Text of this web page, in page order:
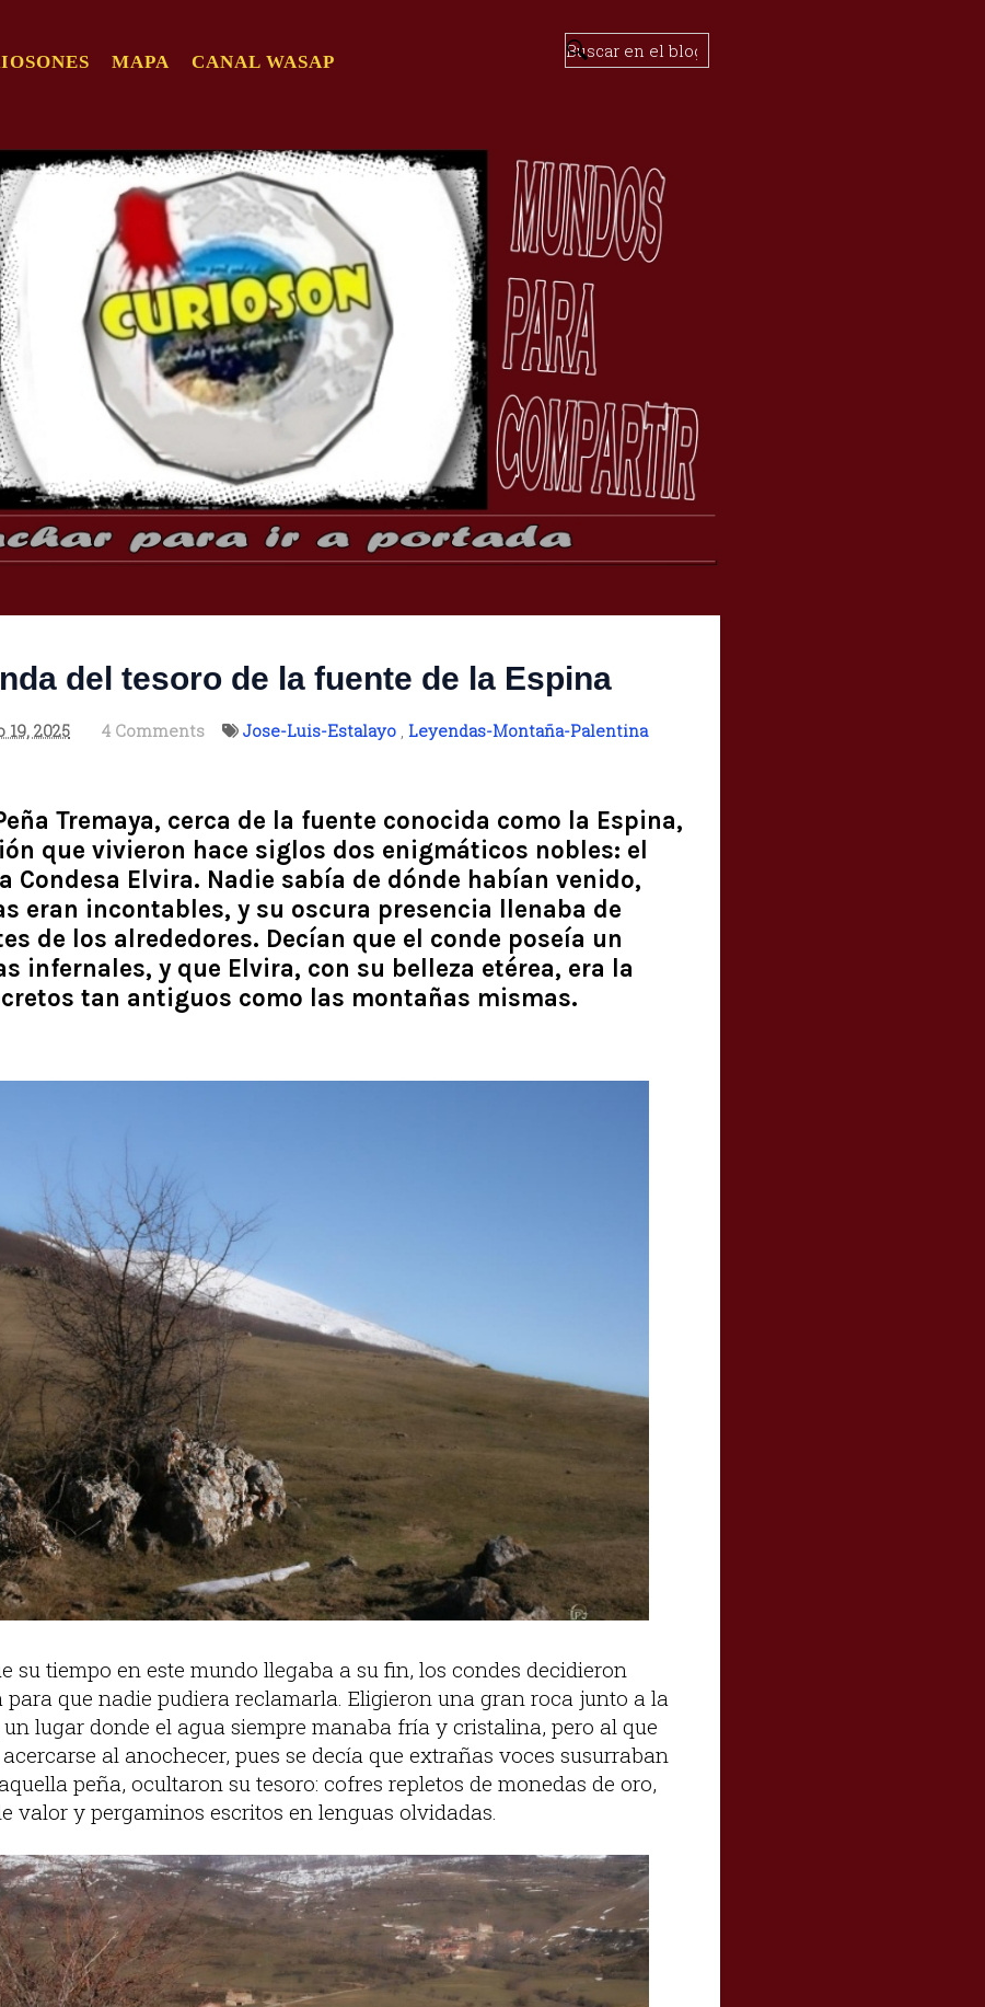
MAPA CANAL WASAP
del tesoro de la fuente de la Espina
19, 2025 4 Comments Jose-Luis-Estalayo , Leyendas-Montaña-Palentina
Tremaya, cerca de la fuente conocida como la Espina,
que vivieron hace siglos dos enigmáticos nobles: el
Condesa Elvira. Nadie sabía de dónde habían venido,
eran incontables, y su oscura presencia llenaba de
de los alrededores. Decían que el conde poseía un
infernales, y que Elvira, con su belleza etérea, era la
tan antiguos como las montañas mismas.
su tiempo en este mundo llegaba a su fin, los condes decidieron
que nadie pudiera reclamarla. Eligieron una gran roca junto a la
lugar donde el agua siempre manaba fría y cristalina, pero al que
al anochecer, pues se decía que extrañas voces susurraban
peña, ocultaron su tesoro: cofres repletos de monedas de oro,
valor y pergaminos escritos en lenguas olvidadas.